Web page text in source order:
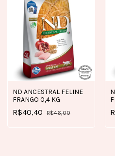
ND ANCESTRAL FELINE
FRANGO 0,4 KG
R$40,40 R$46,00